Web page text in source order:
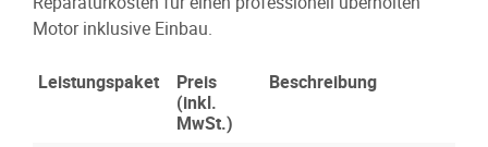
Motor inklusive Einbau.
Leistungspaket
Preis
(inkl.
MwSt.)
Beschreibung